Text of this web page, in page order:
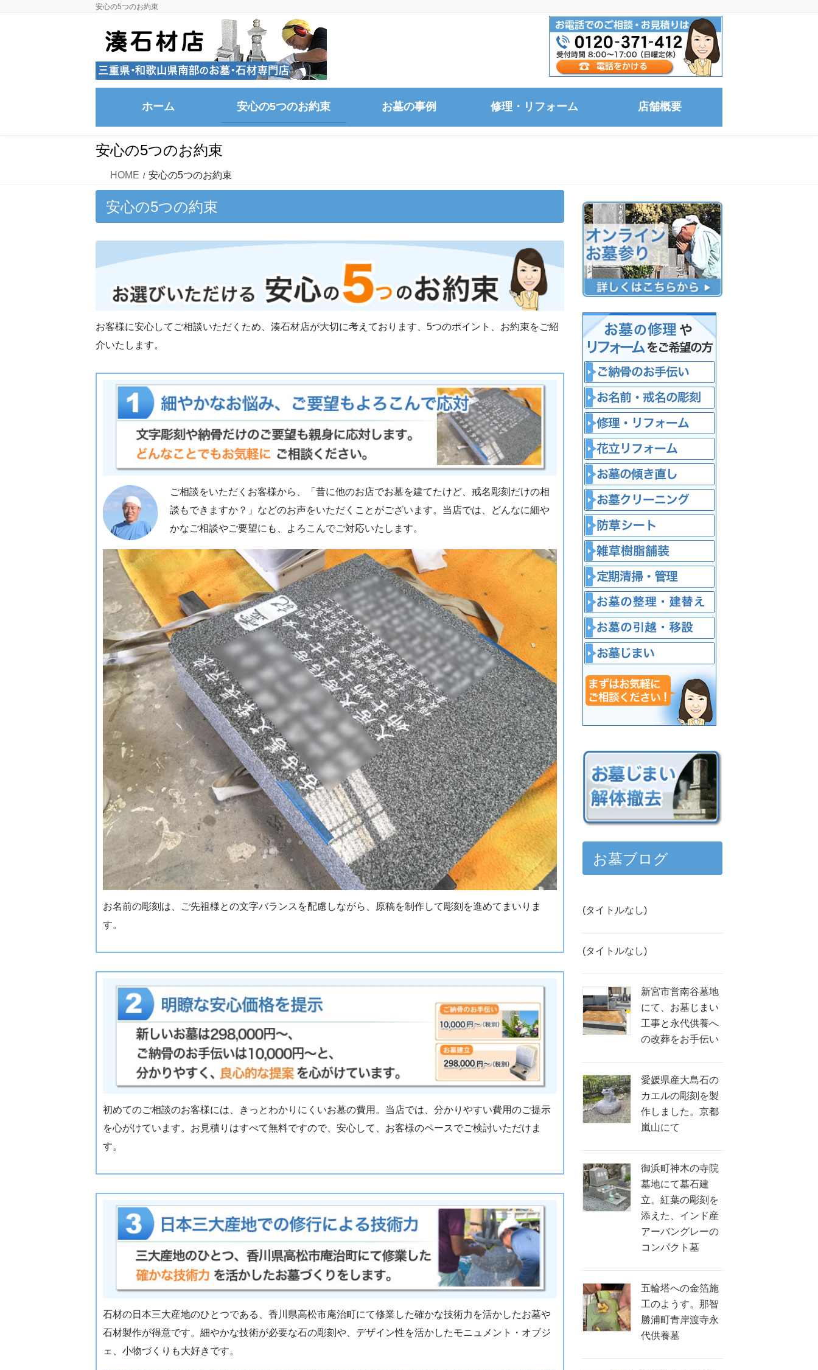
安心の5つのお約束
ホーム 安心の5つのお約束 お墓の事例 修理・リフォーム 店舗概要
安心の5つのお約束
HOME 安心の5つのお約束
安心の5つの約束
お客様に安心してご相談いただくため、湊石材店が大切に考えております、5つのポイント、お約束をご紹
介いたします。
ご相談をいただくお客様から、「昔に他のお店でお墓を建てたけど、戒名彫刻だけの相
談もできますか？」などのお声をいただくことがございます。当店では、どんなに細や
かなご相談やご要望にも、よろこんでご対応いたします。
お名前の彫刻は、ご先祖様との文字バランスを配慮しながら、原稿を制作して彫刻を進めてまいりま
す。
初めてのご相談のお客様には、きっとわかりにくいお墓の費用。当店では、分かりやすい費用のご提示
を心がけています。お見積りはすべて無料ですので、安心して、お客様のペースでご検討いただけま
す。
石材の日本三大産地のひとつである、香川県高松市庵治町にて修業した確かな技術力を活かしたお墓や
石材製作が得意です。細やかな技術が必要な石の彫刻や、デザイン性を活かしたモニュメント・オブジ
ェ、小物づくりも大好きです。
お墓ブログ
(タイトルなし)
(タイトルなし)
新宮市営南谷墓地
にて、お墓じまい
工事と永代供養へ
の改葬をお手伝い
愛媛県産大島石の
カエルの彫刻を製
作しました。京都
嵐山にて
御浜町神木の寺院
墓地にて墓石建
立。紅葉の彫刻を
添えた、インド産
アーバングレーの
コンパクト墓
五輪塔への金箔施
工のようす。那智
勝浦町青岸渡寺永
代供養墓